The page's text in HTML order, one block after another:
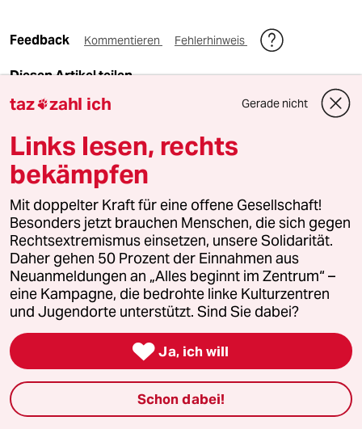
Feedback Kommentieren Fehlerhinweis
Diesen Artikel teilen
Mehr zum Thema
Tschechow am Deutschen Theater
Altern als Vollzeit­beschäftigung
taz zahl ich Gerade nicht
Links lesen, rechts
bekämpfen
Mit doppelter Kraft für eine offene Gesellschaft!
Besonders jetzt brauchen Menschen, die sich gegen
Rechtsextremismus einsetzen, unsere Solidarität.
Daher gehen 50 Prozent der Einnahmen aus
Neuanmeldungen an „Alles beginnt im Zentrum“ –
eine Kampagne, die bedrohte linke Kulturzentren
und Jugendorte unterstützt. Sind Sie dabei?
 Ja, ich will
Schon dabei!